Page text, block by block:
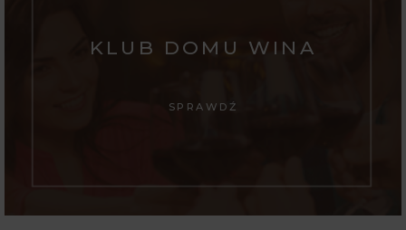
KLUB DOMU WINA
SPRAWDŹ